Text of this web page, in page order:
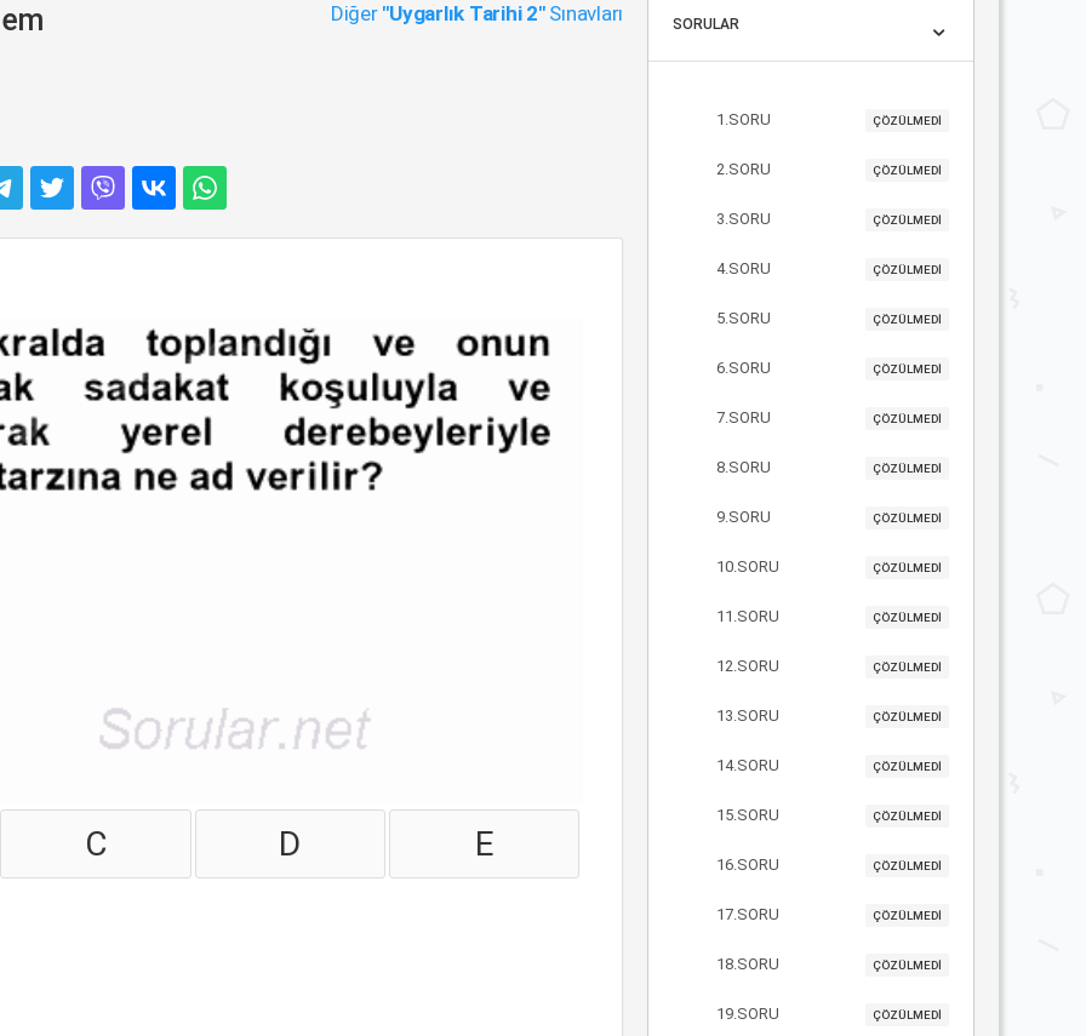
Diğer "Uygarlık Tarihi 2"Sınavları
C D E
SORULAR
1.SORU ÇÖZÜLMEDİ
2.SORU ÇÖZÜLMEDİ
3.SORU ÇÖZÜLMEDİ
4.SORU ÇÖZÜLMEDİ
5.SORU ÇÖZÜLMEDİ
6.SORU ÇÖZÜLMEDİ
7.SORU ÇÖZÜLMEDİ
8.SORU ÇÖZÜLMEDİ
9.SORU ÇÖZÜLMEDİ
10.SORU ÇÖZÜLMEDİ
11.SORU ÇÖZÜLMEDİ
12.SORU ÇÖZÜLMEDİ
13.SORU ÇÖZÜLMEDİ
14.SORU ÇÖZÜLMEDİ
15.SORU ÇÖZÜLMEDİ
16.SORU ÇÖZÜLMEDİ
17.SORU ÇÖZÜLMEDİ
18.SORU ÇÖZÜLMEDİ
19.SORU ÇÖZÜLMEDİ